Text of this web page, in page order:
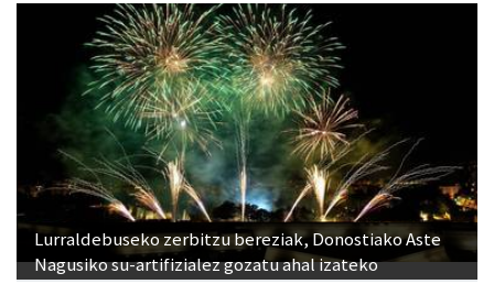
Lurraldebuseko zerbitzu bereziak, Donostiako Aste
Nagusiko su-artifizialez gozatu ahal izateko